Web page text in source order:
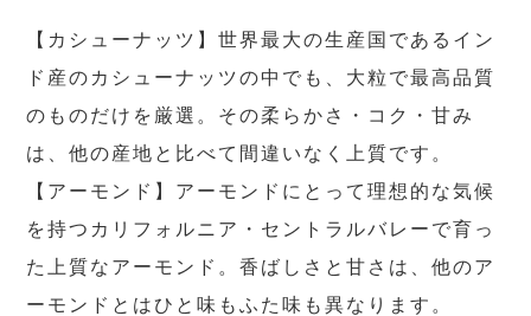
【カシューナッツ】世界最大の生産国であるイン
ド産のカシューナッツの中でも、大粒で最高品質
のものだけを厳選。その柔らかさ・コク・甘み
は、他の産地と比べて間違いなく上質です。
【アーモンド】アーモンドにとって理想的な気候
を持つカリフォルニア・セントラルバレーで育っ
た上質なアーモンド。香ばしさと甘さは、他のア
ーモンドとはひと味もふた味も異なります。